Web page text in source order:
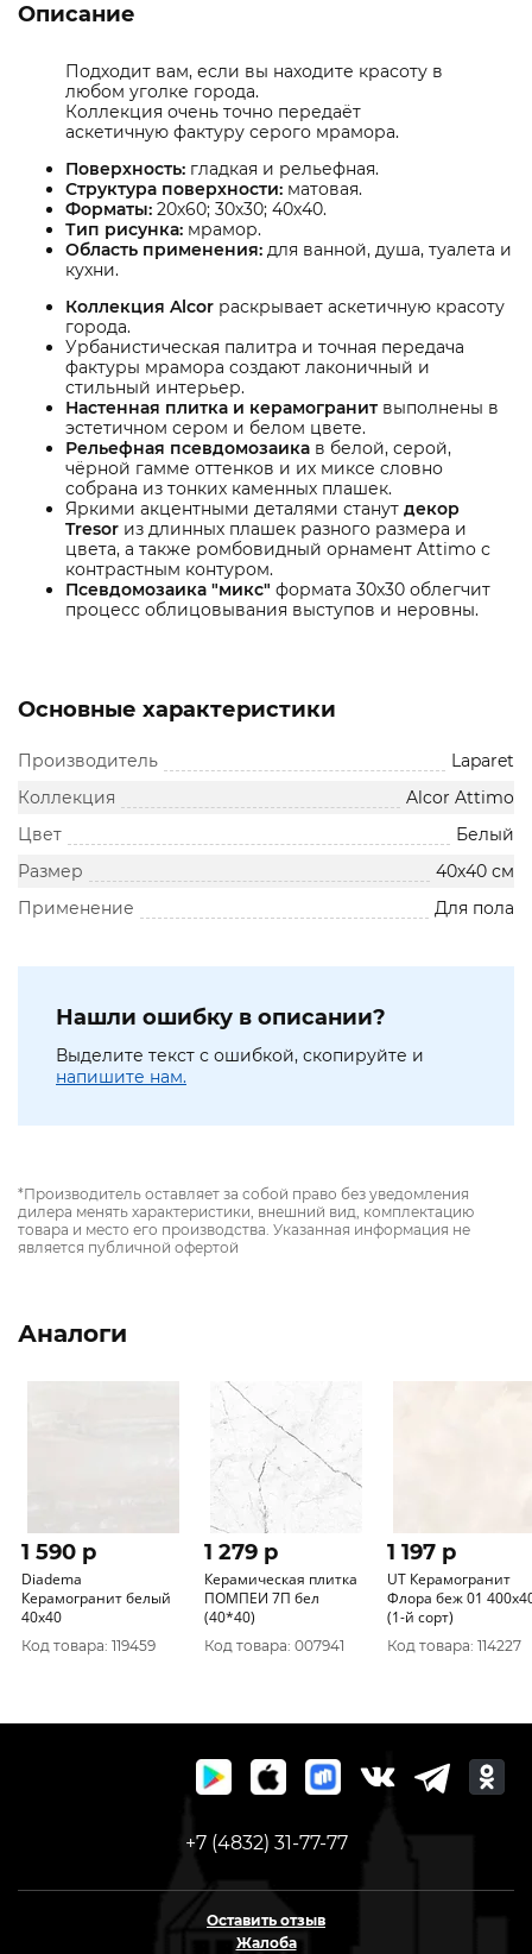
Описание
Подходит вам, если вы находите красоту в
любом уголке города.
Коллекция очень точно передаёт
аскетичную фактуру серого мрамора.
Поверхность: гладкая и рельефная.
Структура поверхности: матовая.
Форматы: 20х60; 30х30; 40х40.
Тип рисунка: мрамор.
Область применения: для ванной, душа, туалета и
кухни.
Коллекция Alcor раскрывает аскетичную красоту
города.
Урбанистическая палитра и точная передача
фактуры мрамора создают лаконичный и
стильный интерьер.
Настенная плитка и керамогранит выполнены в
эстетичном сером и белом цвете.
Рельефная псевдомозаика в белой, серой,
чёрной гамме оттенков и их миксе словно
собрана из тонких каменных плашек.
Яркими акцентными деталями станут декор
Tresor из длинных плашек разного размера и
цвета, а также ромбовидный орнамент Attimo с
контрастным контуром.
Псевдомозаика "микс" формата 30х30 облегчит
процесс облицовывания выступов и неровны.
Основные характеристики
Производитель
Laparet
Коллекция
Alcor Attimo
Цвет
Белый
Размер
40х40 см
Применение
Для пола
Нашли ошибку в описании?
Выделите текст с ошибкой, скопируйте и
напишите нам.
*Производитель оставляет за собой право без уведомления
дилера менять характеристики, внешний вид, комплектацию
товара и место его производства. Указанная информация не
является публичной офертой
Аналоги
1 590 p
Diadema
Керамогранит белый
40х40
Код товара: 119459
1 279 p
Керамическая плитка
ПОМПЕИ 7П бел
(40*40)
Код товара: 007941
1 197 p
UT Керамогранит
Флора беж 01
(1-й сорт)
Код товара: 114227
+7 (4832) 31-77-77
Оставить отзыв
Жалоба